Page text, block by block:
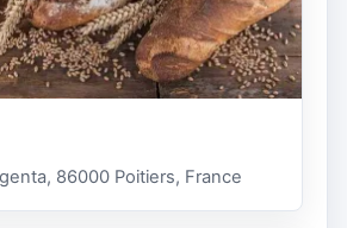
86000 Poitiers, France